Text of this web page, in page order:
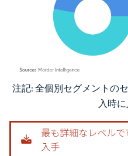
画像 © Mordor Intelligence。再利用
注記: 全個別セグメントの
入時